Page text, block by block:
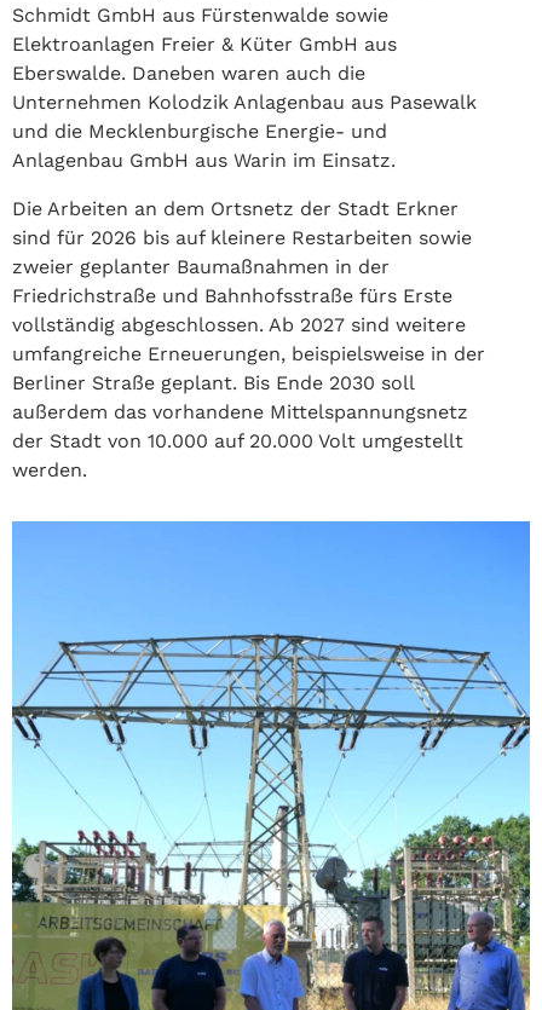
Schmidt GmbH aus Fürstenwalde sowie
Elektroanlagen Freier & Küter GmbH aus
Eberswalde. Daneben waren auch die
Unternehmen Kolodzik Anlagenbau aus Pasewalk
und die Mecklenburgische Energie- und
Anlagenbau GmbH aus Warin im Einsatz.
Die Arbeiten an dem Ortsnetz der Stadt Erkner
sind für 2026 bis auf kleinere Restarbeiten sowie
zweier geplanter Baumaßnahmen in der
Friedrichstraße und Bahnhofsstraße fürs Erste
vollständig abgeschlossen. Ab 2027 sind weitere
umfangreiche Erneuerungen, beispielsweise in der
Berliner Straße geplant. Bis Ende 2030 soll
außerdem das vorhandene Mittelspannungsnetz
der Stadt von 10.000 auf 20.000 Volt umgestellt
werden.